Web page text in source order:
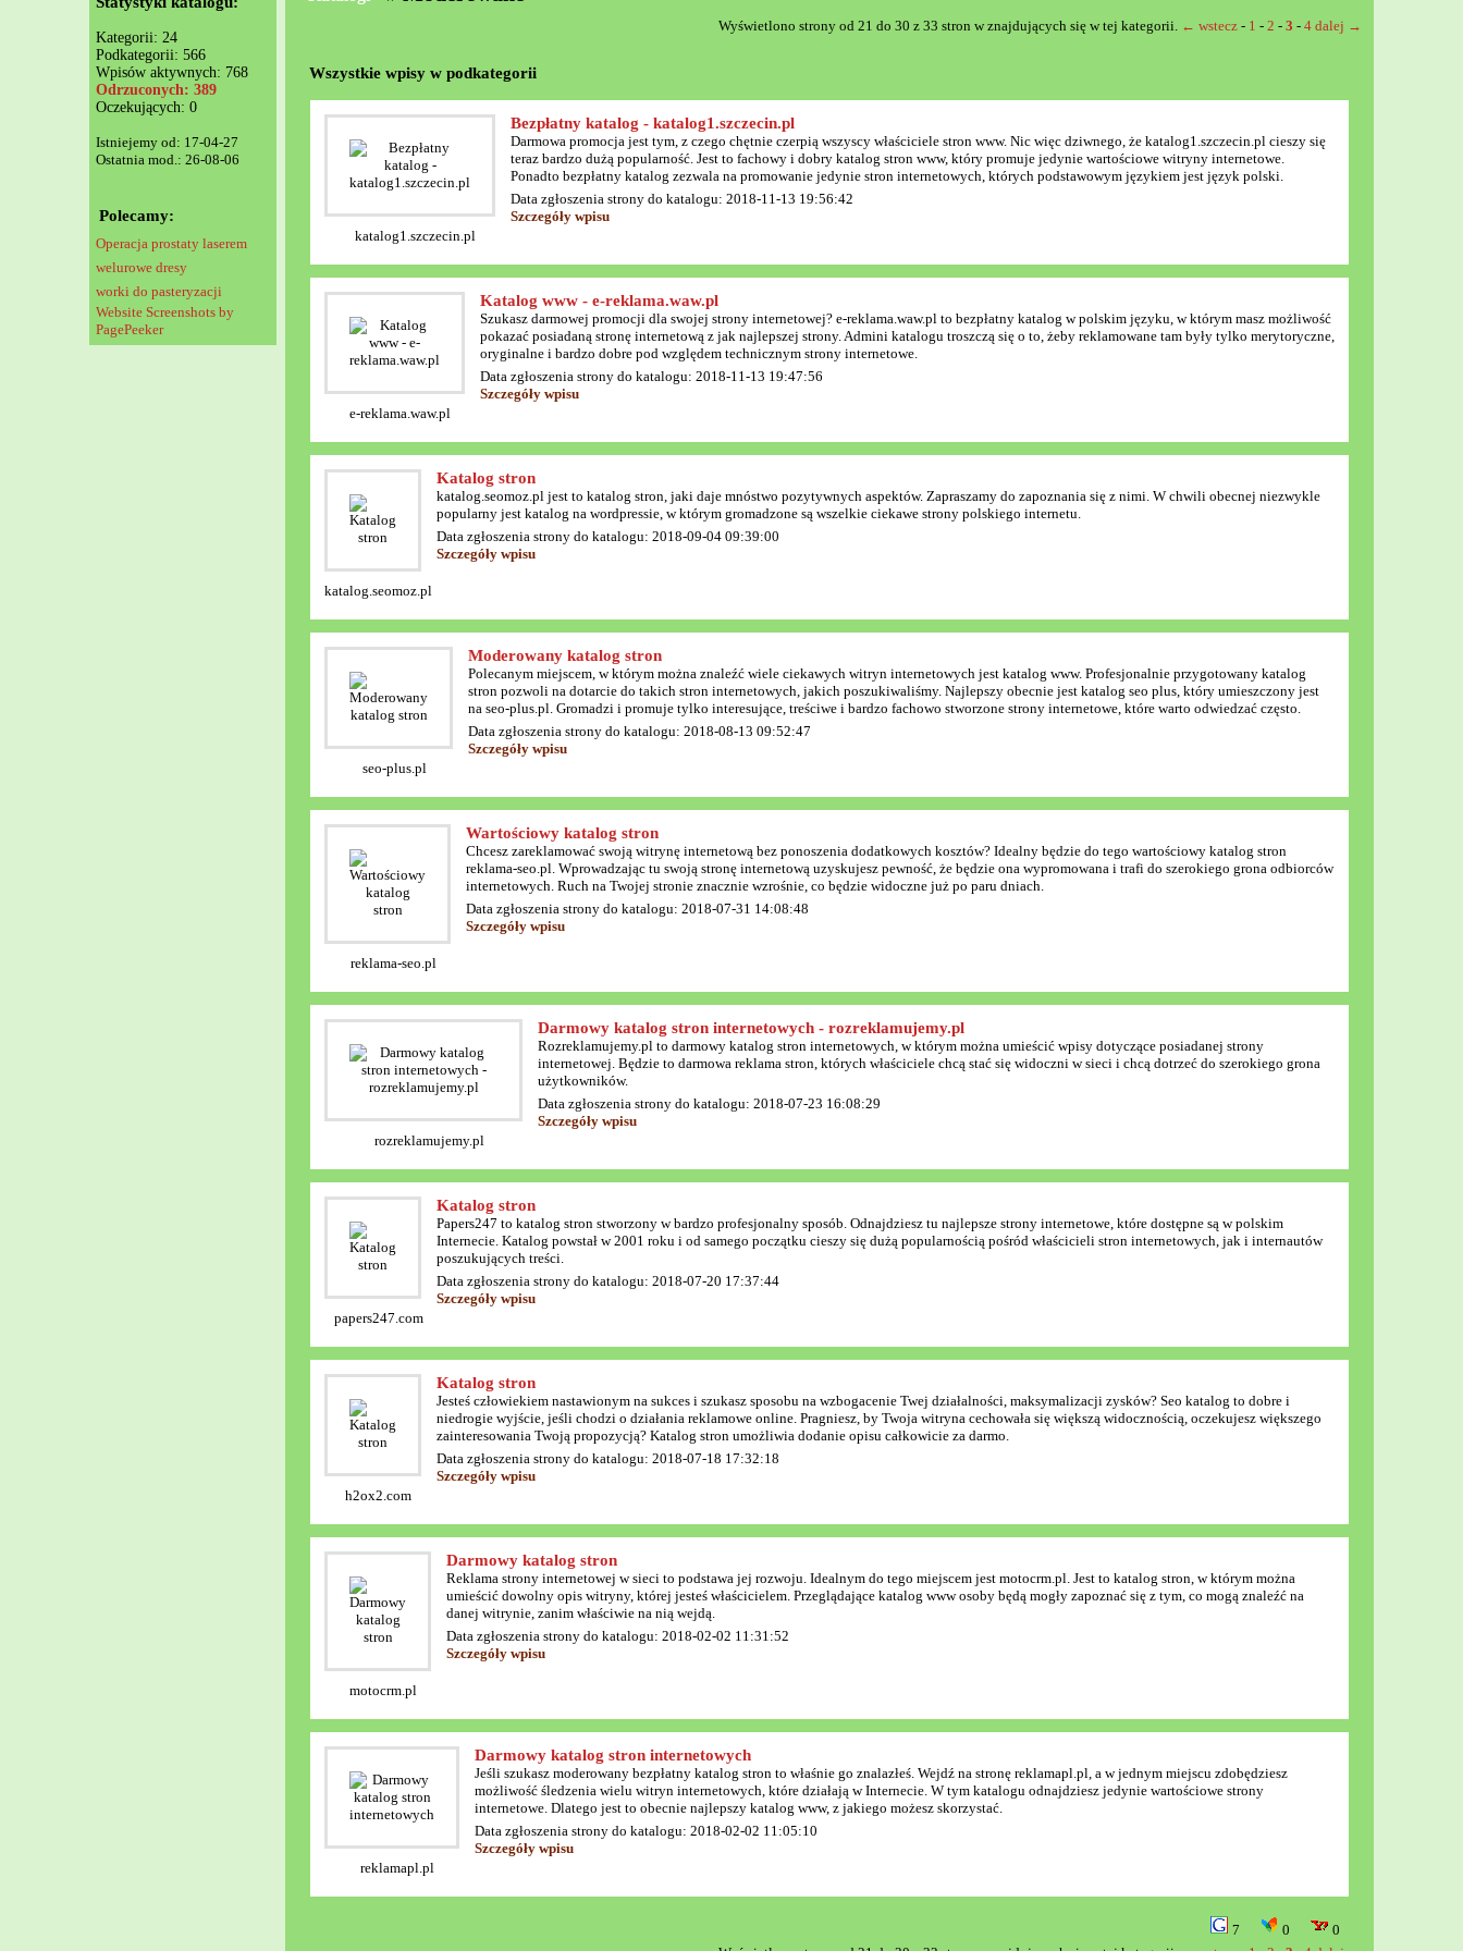
Kategorii: 24
Podkategorii: 566
Wpisów aktywnych: 768
Odrzuconych: 389
Oczekujących: 0
Istniejemy od: 17-04-27
Ostatnia mod.: 26-08-06
Polecamy:
Operacja prostaty laserem
welurowe dresy
worki do pasteryzacji
Website Screenshots by
PagePeeker
Wyświetlono strony od 21 do 30 z 33 stron w znajdujących się w tej kategorii. ← wstecz - 1 - 2 - 3 - 4 dalej →
Wszystkie wpisy w podkategorii
katalog1.szczecin.pl
Bezpłatny katalog - katalog1.szczecin.pl
Darmowa promocja jest tym, z czego chętnie czerpią wszyscy właściciele stron www. Nic więc dziwnego, że katalog1.szczecin.pl cieszy się
teraz bardzo dużą popularność. Jest to fachowy i dobry katalog stron www, który promuje jedynie wartościowe witryny internetowe.
Ponadto bezpłatny katalog zezwala na promowanie jedynie stron internetowych, których podstawowym językiem jest język polski.
Data zgłoszenia strony do katalogu: 2018-11-13 19:56:42
Szczegóły wpisu
e-reklama.waw.pl
Katalog www - e-reklama.waw.pl
Szukasz darmowej promocji dla swojej strony internetowej? e-reklama.waw.pl to bezpłatny katalog w polskim języku, w którym masz możliwość
pokazać posiadaną stronę internetową z jak najlepszej strony. Admini katalogu troszczą się o to, żeby reklamowane tam były tylko merytoryczne,
oryginalne i bardzo dobre pod względem technicznym strony internetowe.
Data zgłoszenia strony do katalogu: 2018-11-13 19:47:56
Szczegóły wpisu
katalog.seomoz.pl
Katalog stron
katalog.seomoz.pl jest to katalog stron, jaki daje mnóstwo pozytywnych aspektów. Zapraszamy do zapoznania się z nimi. W chwili obecnej niezwykle
popularny jest katalog na wordpressie, w którym gromadzone są wszelkie ciekawe strony polskiego internetu.
Data zgłoszenia strony do katalogu: 2018-09-04 09:39:00
Szczegóły wpisu
seo-plus.pl
Moderowany katalog stron
Polecanym miejscem, w którym można znaleźć wiele ciekawych witryn internetowych jest katalog www. Profesjonalnie przygotowany katalog
stron pozwoli na dotarcie do takich stron internetowych, jakich poszukiwaliśmy. Najlepszy obecnie jest katalog seo plus, który umieszczony jest
na seo-plus.pl. Gromadzi i promuje tylko interesujące, treściwe i bardzo fachowo stworzone strony internetowe, które warto odwiedzać często.
Data zgłoszenia strony do katalogu: 2018-08-13 09:52:47
Szczegóły wpisu
reklama-seo.pl
Wartościowy katalog stron
Chcesz zareklamować swoją witrynę internetową bez ponoszenia dodatkowych kosztów? Idealny będzie do tego wartościowy katalog stron
reklama-seo.pl. Wprowadzając tu swoją stronę internetową uzyskujesz pewność, że będzie ona wypromowana i trafi do szerokiego grona odbiorców
internetowych. Ruch na Twojej stronie znacznie wzrośnie, co będzie widoczne już po paru dniach.
Data zgłoszenia strony do katalogu: 2018-07-31 14:08:48
Szczegóły wpisu
rozreklamujemy.pl
Darmowy katalog stron internetowych - rozreklamujemy.pl
Rozreklamujemy.pl to darmowy katalog stron internetowych, w którym można umieścić wpisy dotyczące posiadanej strony
internetowej. Będzie to darmowa reklama stron, których właściciele chcą stać się widoczni w sieci i chcą dotrzeć do szerokiego grona
użytkowników.
Data zgłoszenia strony do katalogu: 2018-07-23 16:08:29
Szczegóły wpisu
papers247.com
Katalog stron
Papers247 to katalog stron stworzony w bardzo profesjonalny sposób. Odnajdziesz tu najlepsze strony internetowe, które dostępne są w polskim
Internecie. Katalog powstał w 2001 roku i od samego początku cieszy się dużą popularnością pośród właścicieli stron internetowych, jak i internautów
poszukujących treści.
Data zgłoszenia strony do katalogu: 2018-07-20 17:37:44
Szczegóły wpisu
h2ox2.com
Katalog stron
Jesteś człowiekiem nastawionym na sukces i szukasz sposobu na wzbogacenie Twej działalności, maksymalizacji zysków? Seo katalog to dobre i
niedrogie wyjście, jeśli chodzi o działania reklamowe online. Pragniesz, by Twoja witryna cechowała się większą widocznością, oczekujesz większego
zainteresowania Twoją propozycją? Katalog stron umożliwia dodanie opisu całkowicie za darmo.
Data zgłoszenia strony do katalogu: 2018-07-18 17:32:18
Szczegóły wpisu
motocrm.pl
Darmowy katalog stron
Reklama strony internetowej w sieci to podstawa jej rozwoju. Idealnym do tego miejscem jest motocrm.pl. Jest to katalog stron, w którym można
umieścić dowolny opis witryny, której jesteś właścicielem. Przeglądające katalog www osoby będą mogły zapoznać się z tym, co mogą znaleźć na
danej witrynie, zanim właściwie na nią wejdą.
Data zgłoszenia strony do katalogu: 2018-02-02 11:31:52
Szczegóły wpisu
reklamapl.pl
Darmowy katalog stron internetowych
Jeśli szukasz moderowany bezpłatny katalog stron to właśnie go znalazłeś. Wejdź na stronę reklamapl.pl, a w jednym miejscu zdobędziesz
możliwość śledzenia wielu witryn internetowych, które działają w Internecie. W tym katalogu odnajdziesz jedynie wartościowe strony
internetowe. Dlatego jest to obecnie najlepszy katalog www, z jakiego możesz skorzystać.
Data zgłoszenia strony do katalogu: 2018-02-02 11:05:10
Szczegóły wpisu
7 0
0